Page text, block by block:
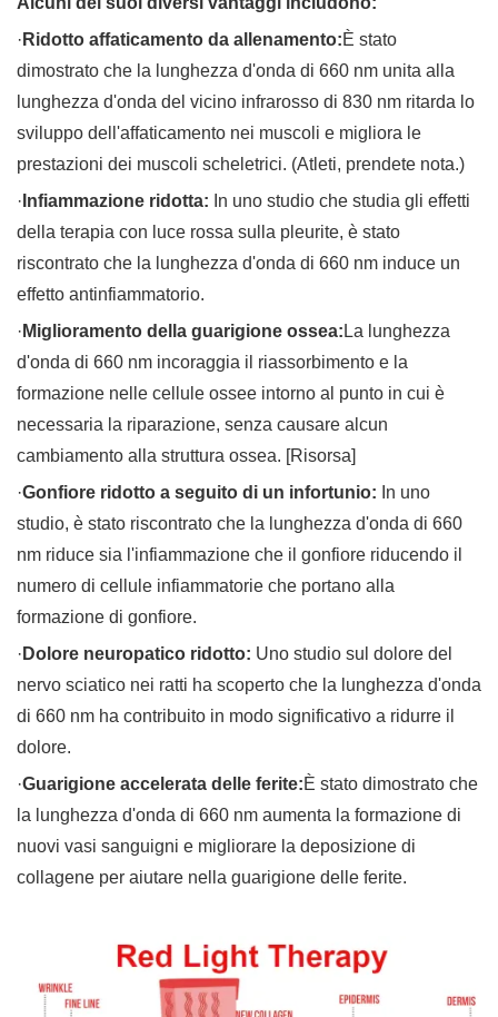
· Ridotto affaticamento da allenamento:È stato
dimostrato che la lunghezza d'onda di 660 nm unita alla
lunghezza d'onda del vicino infrarosso di 830 nm ritarda lo
sviluppo dell'affaticamento nei muscoli e migliora le
prestazioni dei muscoli scheletrici. (Atleti, prendete nota.)
· Infiammazione ridotta: In uno studio che studia gli effetti
della terapia con luce rossa sulla pleurite, è stato
riscontrato che la lunghezza d'onda di 660 nm induce un
effetto antinfiammatorio.
· Miglioramento della guarigione ossea: La lunghezza
d'onda di 660 nm incoraggia il riassorbimento e la
formazione nelle cellule ossee intorno al punto in cui è
necessaria la riparazione, senza causare alcun
cambiamento alla struttura ossea. [Risorsa]
·Gonfiore ridotto a seguito di un infortunio: In uno
studio, è stato riscontrato che la lunghezza d'onda di 660
nm riduce sia l'infiammazione che il gonfiore riducendo il
numero di cellule infiammatorie che portano alla
formazione di gonfiore.
· Dolore neuropatico ridotto: Uno studio sul dolore del
nervo sciatico nei ratti ha scoperto che la lunghezza d'onda
di 660 nm ha contribuito in modo significativo a ridurre il
dolore.
·Guarigione accelerata delle ferite:È stato dimostrato che
la lunghezza d'onda di 660 nm aumenta la formazione di
nuovi vasi sanguigni e migliorare la deposizione di
collagene per aiutare nella guarigione delle ferite.